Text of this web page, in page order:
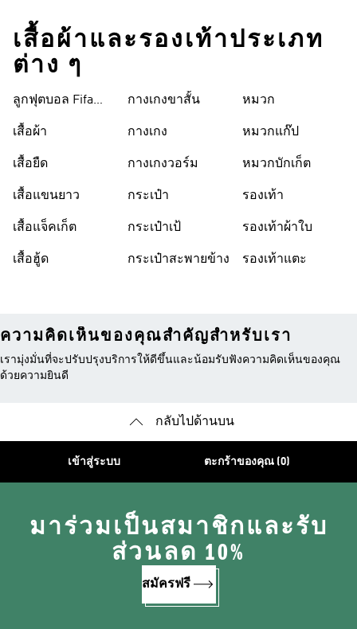
เสื้อผ้าและรองเท้าประเภท
ต่าง ๆ
ลูกฟุตบอล Fifa
เสื้อผ้า
เสื้อยืด
เสื้อแขนยาว
เสื้อแจ็คเก็ต
เสื้อฮู้ด
กางเกงขาสั้น
กางเกง
กางเกงวอร์ม
กระเป๋า
กระเป๋าเป้
กระเป๋าสะพายข้าง
หมวก
หมวกแก๊ป
หมวกบักเก็ต
รองเท้า
รองเท้าผ้าใบ
รองเท้าแตะ
ความคิดเห็นของคุณสำคัญสำหรับเรา
เรามุ่งมั่นที่จะปรับปรุงบริการให้ดีขึ้นและน้อมรับฟังความคิดเห็นของคุณ
ด้วยความยินดี
กลับไปด้านบน
เข้าสู่ระบบ ตะกร้าของคุณ (0)
มาร่วมเป็นสมาชิกและรับ
ส่วนลด 10%
สมัครฟรี